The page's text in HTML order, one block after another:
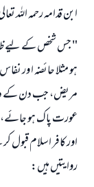
ابن قدامہ رحمہ اللہ
" جس شخص كے ليے
ہو مثلا حائضہ ا ور
مريض، جب دن كے
عورت پاك ہو جائے،
اور كافر اسلام
روايتيں ہيں: